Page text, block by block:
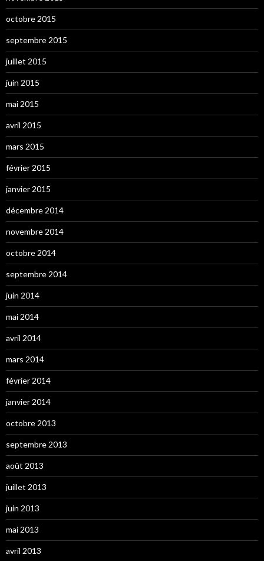
octobre 2015
septembre 2015
juillet 2015
juin 2015
mai 2015
avril 2015
mars 2015
février 2015
janvier 2015
décembre 2014
novembre 2014
octobre 2014
septembre 2014
juin 2014
mai 2014
avril 2014
mars 2014
février 2014
janvier 2014
octobre 2013
septembre 2013
août 2013
juillet 2013
juin 2013
mai 2013
avril 2013